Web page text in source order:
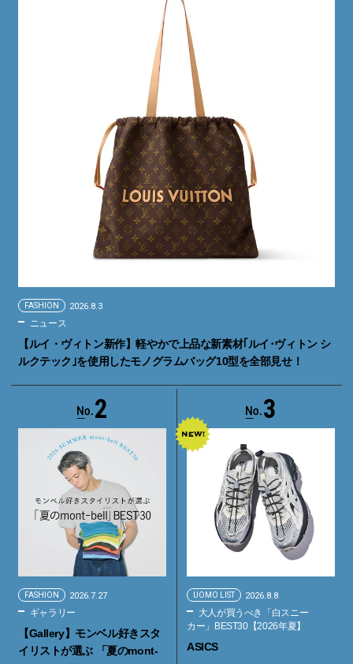
FASHION 2026.8.3
ニュース
【ルイ・ヴィトン新作】軽やかで上品な新素材｢ルイ･ヴィトン シ
ルクテック｣を使用したモノグラムバッグ10型を全部見せ！
2
FASHION 2026.7.27
ギャラリー
【Gallery】モンベル好きスタ
イリストが選ぶ 「夏のmont-
3
UOMO LIST 2026.8.8
大人が買うべき「白スニー
カー」BEST30【2026年夏】
ASICS